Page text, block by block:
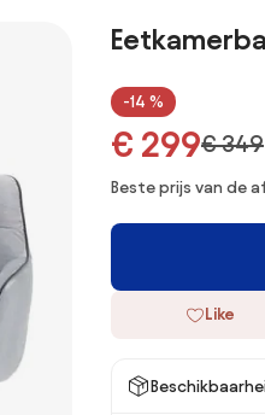
-14 %
€ 299€ 349
Beste prijs van de
Like